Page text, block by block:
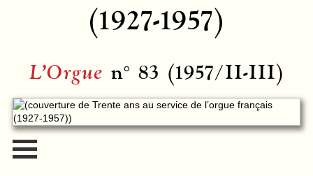
(1927-1957)
L’Orgue n° 83 (1957/II-III)